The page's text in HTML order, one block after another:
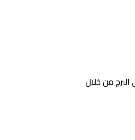
من خلال